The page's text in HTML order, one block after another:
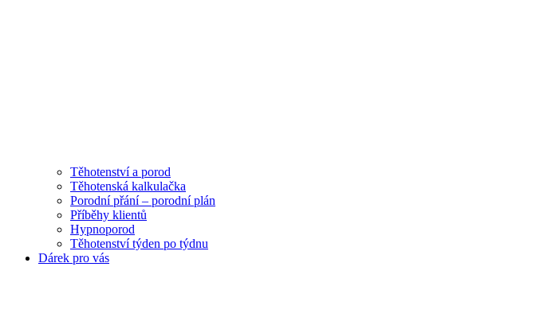
Těhotenství a porod
Těhotenská kalkulačka
Porodní přání – porodní plán
Příběhy klientů
Hypnoporod
Těhotenství týden po týdnu
Dárek pro vás